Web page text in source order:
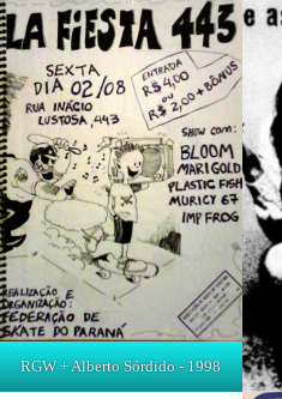
RGW + Alberto Sórdido - 1998